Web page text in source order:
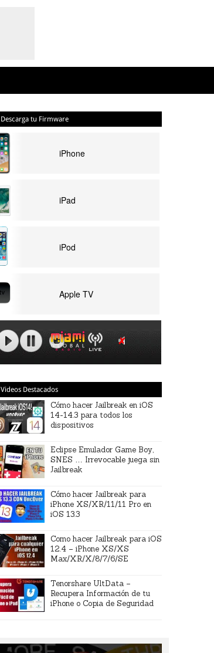
Descarga tu Firmware
iPhone
iPad
iPod
Apple TV
Videos Destacados
Cómo hacer Jailbreak en iOS
14-14.3 para todos los
dispositivos
Eclipse Emulador Game Boy,
SNES … Irrevocable juega sin
Jailbreak
Cómo hacer Jailbreak para
iPhone XS/XR/11/11 Pro en
iOS 13.3
Como hacer Jailbreak para iOS
12.4 – iPhone XS/XS
Max/XR/X/8/7/6/SE
Tenorshare UltData –
Recupera Información de tu
iPhone o Copia de Seguridad